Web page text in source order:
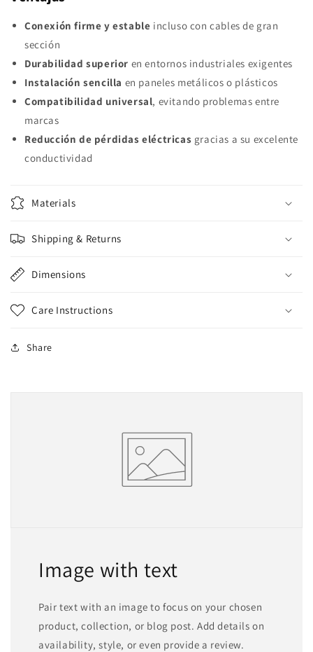
Conexión firme y estable incluso con cables de gran
sección
Durabilidad superior en entornos industriales exigentes
Instalación sencilla en paneles metálicos o plásticos
Compatibilidad universal, evitando problemas entre
marcas
Reducción de pérdidas eléctricas gracias a su excelente
conductividad
Materials
Shipping & Returns
Dimensions
Care Instructions
Share
Image with text
Pair text with an image to focus on your chosen
product, collection, or blog post. Add details on
availability, style, or even provide a review.